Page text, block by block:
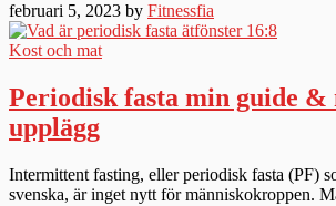
februari 5, 2023 by Fitnessfia
Kost och mat
Periodisk fasta min guide
upplägg
Intermittent fasting, eller periodisk fasta (PF)
svenska, är inget nytt för människokroppen.